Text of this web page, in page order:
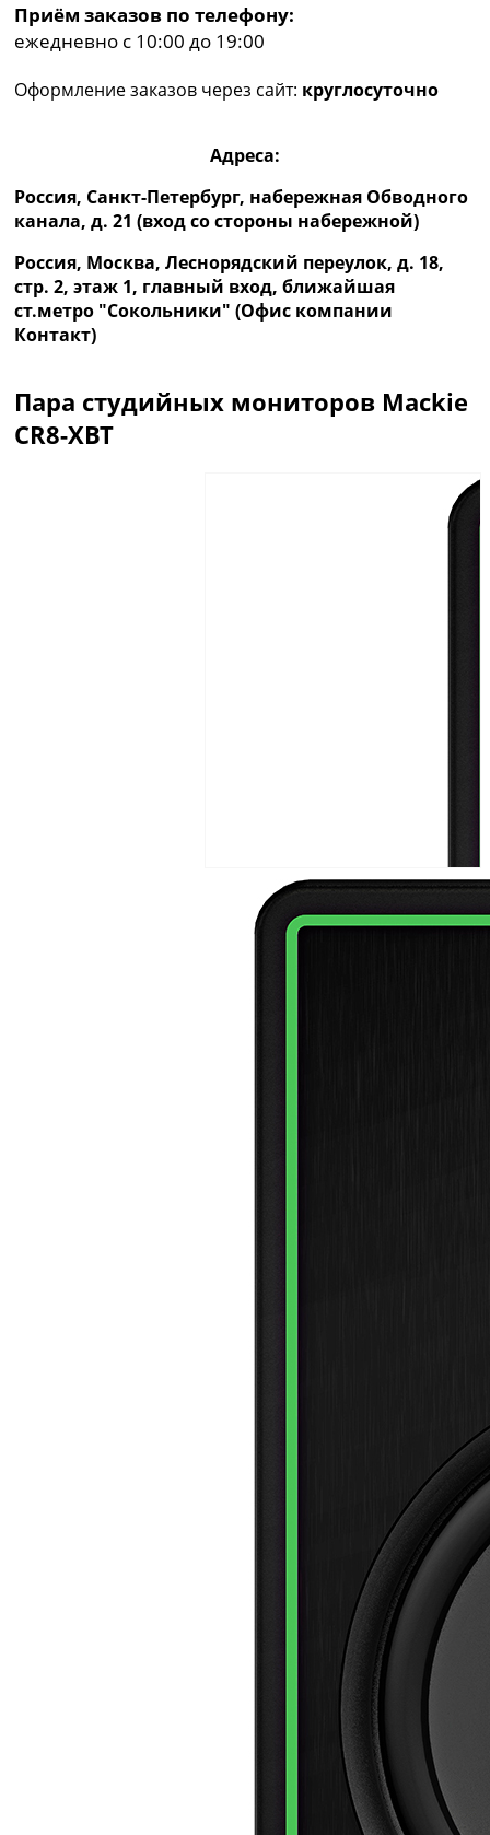
Приём заказов по телефону:
ежедневно с 10:00 до 19:00
Оформление заказов через сайт: круглосуточно
Адреса:
Россия, Санкт-Петербург, набережная Обводного
канала, д. 21 (вход со стороны набережной)
Россия, Москва, Леснорядский переулок, д. 18,
стр. 2, этаж 1, главный вход, ближайшая
ст.метро "Сокольники" (Офис компании
Контакт)
Пара студийных мониторов Mackie
CR8-XBT